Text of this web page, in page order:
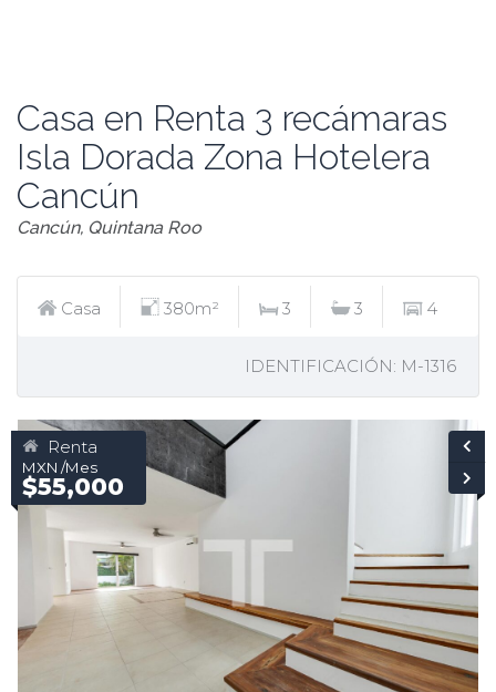
Casa en Renta 3 recámaras
Isla Dorada Zona Hotelera
Cancún
Cancún, Quintana Roo
Casa 380m² 3 3 4
IDENTIFICACIÓN: M-1316
Renta
MXN /Mes
$55,000